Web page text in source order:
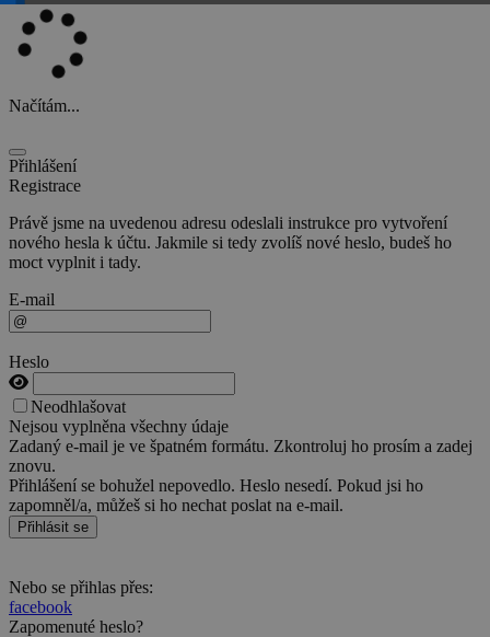
Načítám...
Přihlášení
Registrace
Právě jsme na uvedenou adresu odeslali instrukce pro vytvoření
nového hesla k účtu. Jakmile si tedy zvolíš nové heslo, budeš ho
moct vyplnit i tady.
E-mail
Heslo
Neodhlašovat
Nejsou vyplněna všechny údaje
Zadaný e-mail je ve špatném formátu. Zkontroluj ho prosím a zadej
znovu.
Přihlášení se bohužel nepovedlo. Heslo nesedí. Pokud jsi ho
zapomněl/a, můžeš si ho nechat poslat na e-mail.
Přihlásit se
Nebo se přihlas přes:
facebook
Zapomenuté heslo?